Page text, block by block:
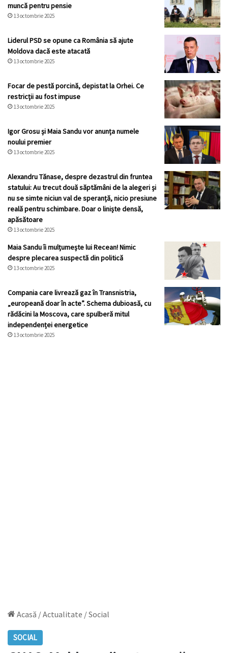
muncă pentru pensie
13 octombrie 2025
Liderul PSD se opune ca România să ajute
Moldova dacă este atacată
13 octombrie 2025
Focar de pestă porcină, depistat la Orhei. Ce
restricții au fost impuse
13 octombrie 2025
Igor Grosu și Maia Sandu vor anunța numele
noului premier
13 octombrie 2025
Alexandru Tănase, despre dezastrul din fruntea
statului: Au trecut două săptămâni de la alegeri și
nu se simte niciun val de speranță, nicio presiune
reală pentru schimbare. Doar o liniște densă,
apăsătoare
13 octombrie 2025
Maia Sandu îi mulțumește lui Recean! Nimic
despre plecarea suspectă din politică
13 octombrie 2025
Compania care livrează gaz în Transnistria,
„europeană doar în acte”. Schema dubioasă, cu
rădăcini la Moscova, care spulberă mitul
independenței energetice
13 octombrie 2025